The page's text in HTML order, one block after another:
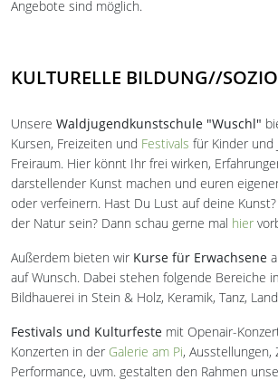
Angebote sind möglich.
KULTURELLE BILDUNG//
Unsere Waldjugendkunstschule "Wuschl"
Kursen, Freizeiten und Festivals für Kinder und
Freiraum. Hier könnt Ihr frei wirken,
darstellender Kunst machen und euren
oder verfeinern. Hast Du Lust auf deine
der Natur sein? Dann schau gerne mal hier
Außerdem bieten wir Kurse für Erwachsene
auf Wunsch. Dabei stehen folgende Bereiche
Bildhauerei in Stein & Holz, Keramik, Tanz,
Festivals und Kulturfeste mit Openair-
Konzerten in der Galerie am Pi, Ausstellungen,
Performance, uvm. gestalten den Rahmen